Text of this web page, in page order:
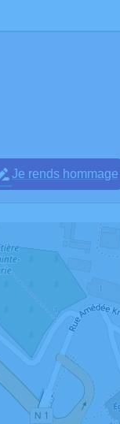
Je rends hommage